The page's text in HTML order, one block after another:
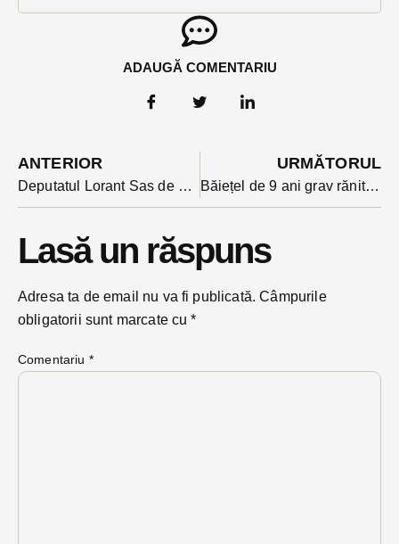
ADAUGĂ COMENTARIU
ANTERIOR
Deputatul Lorant Sas de neoprit în demersul de a demonstra cu cifre că alegerile au fost fraudate. A aplicat inclusiv o celebră lege a statisticii pe cifrele din BN
URMĂTORUL
Băiețel de 9 ani grav rănit joi seara, de o mașină care nu l-a mai putut evita.
Lasă un răspuns
Adresa ta de email nu va fi publicată. Câmpurile
obligatorii sunt marcate cu*
Comentariu *